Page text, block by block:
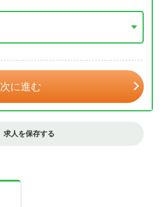
次に進む
求人を保存する